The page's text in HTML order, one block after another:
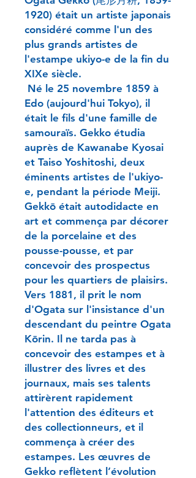
1920) était un artiste japonais
considéré comme l'un des
plus grands artistes de
l'estampe ukiyo-e de la fin du
XIXe siècle.
Né le 25 novembre 1859 à
Edo (aujourd'hui Tokyo), il
était le fils d'une famille de
samouraïs. Gekko étudia
auprès de Kawanabe Kyosai
et Taiso Yoshitoshi, deux
éminents artistes de l'ukiyo-
e, pendant la période Meiji.
Gekkō était autodidacte en
art et commença par décorer
de la porcelaine et des
pousse-pousse, et par
concevoir des prospectus
pour les quartiers de plaisirs.
Vers 1881, il prit le nom
d'Ogata sur l'insistance d'un
descendant du peintre Ogata
Kōrin. Il ne tarda pas à
concevoir des estampes et à
illustrer des livres et des
journaux, mais ses talents
attirèrent rapidement
l'attention des éditeurs et
des collectionneurs, et il
commença à créer des
estampes. Les œuvres de
Gekko reflètent l’évolution